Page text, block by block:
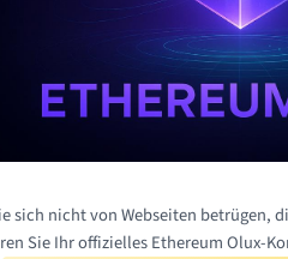
sich nicht von Webseiten betrügen,
Sie Ihr offizielles Ethereum Olux-